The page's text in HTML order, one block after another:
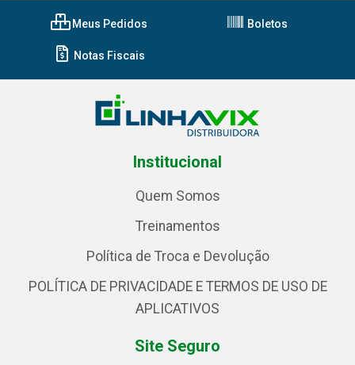
Meus Pedidos Boletos
Notas Fiscais
Institucional
Quem Somos
Treinamentos
Política de Troca e Devolução
POLÍTICA DE PRIVACIDADE E TERMOS DE USO DE
APLICATIVOS
Site Seguro